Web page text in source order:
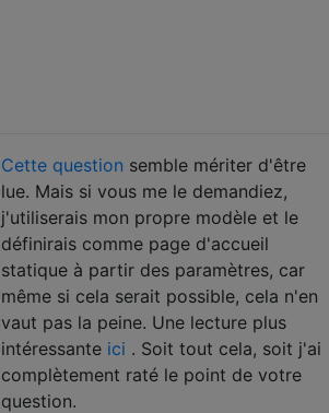
Cette question semble mériter d'être
lue. Mais si vous me le demandiez,
j'utiliserais mon propre modèle et le
définirais comme page d'accueil
statique à partir des paramètres, car
même si cela serait possible, cela n'en
vaut pas la peine. Une lecture plus
intéressante ici . Soit tout cela, soit j'ai
complètement raté le point de votre
question.